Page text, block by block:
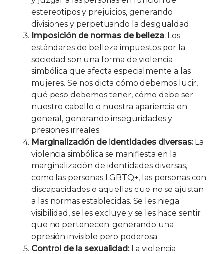
estereotipos y prejuicios, generando
divisiones y perpetuando la desigualdad.
Imposición de normas de belleza:Los
estándares de belleza impuestos por la
sociedad son una forma de violencia
simbólica que afecta especialmente a las
mujeres. Se nos dicta cómo debemos lucir,
qué peso debemos tener, cómo debe ser
nuestro cabello o nuestra apariencia en
general, generando inseguridades y
presiones irreales.
Marginalización de identidades diversas:La
violencia simbólica se manifiesta en la
marginalización de identidades diversas,
como las personas LGBTQ+, las personas con
discapacidades o aquellas que no se ajustan
a las normas establecidas. Se les niega
visibilidad, se les excluye y se les hace sentir
que no pertenecen, generando una
opresión invisible pero poderosa.
Control de la sexualidad:La violencia